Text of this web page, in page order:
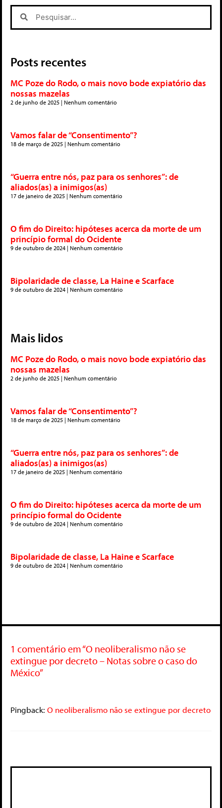
Posts recentes
MC Poze do Rodo, o mais novo bode expiatório das
nossas mazelas
2 de junho de 2025 Nenhum comentário
Vamos falar de “Consentimento”?
18 de março de 2025 Nenhum comentário
“Guerra entre nós, paz para os senhores”: de
aliados(as) a inimigos(as)
17 de janeiro de 2025 Nenhum comentário
O fim do Direito: hipóteses acerca da morte de um
princípio formal do Ocidente
9 de outubro de 2024 Nenhum comentário
Bipolaridade de classe, La Haine e Scarface
9 de outubro de 2024 Nenhum comentário
Mais lidos
MC Poze do Rodo, o mais novo bode expiatório das
nossas mazelas
2 de junho de 2025 Nenhum comentário
Vamos falar de “Consentimento”?
18 de março de 2025 Nenhum comentário
“Guerra entre nós, paz para os senhores”: de
aliados(as) a inimigos(as)
17 de janeiro de 2025 Nenhum comentário
O fim do Direito: hipóteses acerca da morte de um
princípio formal do Ocidente
9 de outubro de 2024 Nenhum comentário
Bipolaridade de classe, La Haine e Scarface
9 de outubro de 2024 Nenhum comentário
1 comentário em “O neoliberalismo não se
extingue por decreto – Notas sobre o caso do
México”
Pingback: O neoliberalismo não se extingue por decreto